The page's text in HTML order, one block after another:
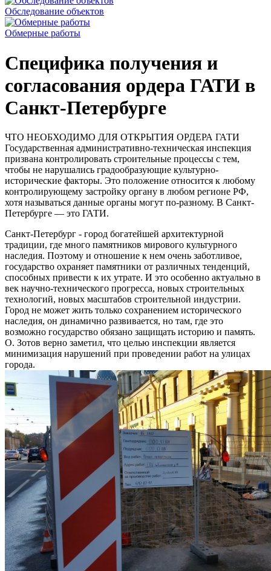
Обследование объектов
Обмерные работы
Специфика получения и
согласования ордера ГАТИ в
Санкт-Петербурге
ЧТО НЕОБХОДИМО ДЛЯ ОТКРЫТИЯ ОРДЕРА ГАТИ
Государственная административно-техническая инспекция
призвана контролировать строительные процессы с тем,
чтобы не нарушались градообразующие культурно-
исторические факторы. Это положение относится к любому
контролирующему застройку органу в любом регионе РФ,
хотя называться данные органы могут по-разному. В Санкт-
Петербурге — это ГАТИ.
Санкт-Петербург - город богатейшей архитектурной
традиции, где много памятников мирового культурного
наследия. Поэтому и отношение к нем очень заботливое,
государство охраняет памятники от различных тенденций,
способных привести к их утрате. И это особенно актуально в
век научно-технического прогресса, новых строительных
технологий, новых масштабов строительной индустрии.
Город не может жить только сохранением исторического
наследия, он динамично развивается, но там, где это
возможно государство обязано защищать историю и память.
О. Зотов верно заметил, что целью инспекции является
минимизация нарушений при проведении работ на улицах
города.